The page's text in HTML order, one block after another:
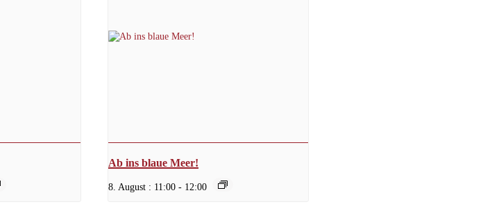
Ab ins blaue Meer!
8. August : 11:00 - 12:00